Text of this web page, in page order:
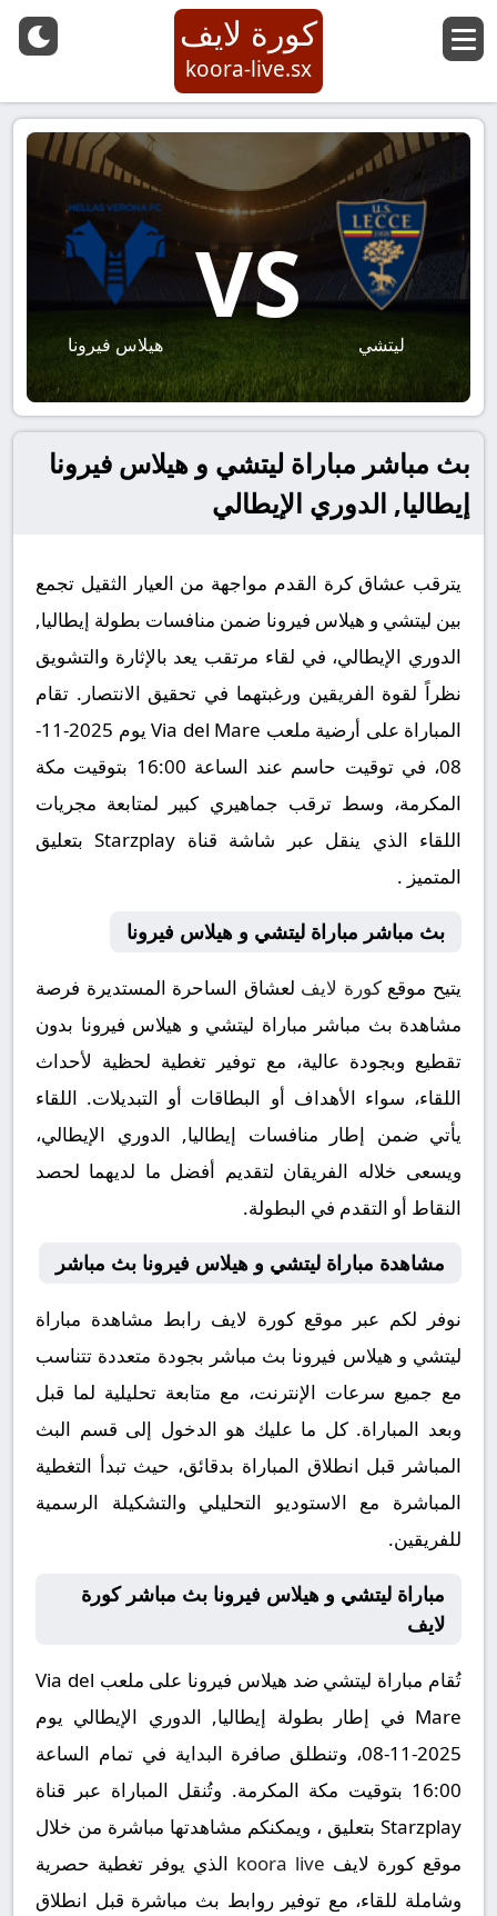
كورة لايف
koora-live.sx
ليتشي
VS
هيلاس فيرونا
بث مباشر مباراة ليتشي و هيلاس فيرونا
إيطاليا, الدوري الإيطالي
يترقب عشاق كرة القدم مواجهة من العيار الثقيل تجمع
بين ليتشي و هيلاس فيرونا ضمن منافسات بطولة إيطاليا,
الدوري الإيطالي، في لقاء مرتقب يعد بالإثارة والتشويق
نظراً لقوة الفريقين ورغبتهما في تحقيق الانتصار. تقام
المباراة على أرضية ملعب Via del Mare يوم 2025-11-
08، في توقيت حاسم عند الساعة 16:00 بتوقيت مكة
المكرمة، وسط ترقب جماهيري كبير لمتابعة مجريات
اللقاء الذي ينقل عبر شاشة قناة Starzplay بتعليق
المتميز .
بث مباشر مباراة ليتشي و هيلاس فيرونا
يتيح موقعكورة لايف لعشاق الساحرة المستديرة فرصة
مشاهدة بث مباشر مباراة ليتشي و هيلاس فيرونا بدون
تقطيع وبجودة عالية، مع توفير تغطية لحظية لأحداث
اللقاء، سواء الأهداف أو البطاقات أو التبديلات. اللقاء
يأتي ضمن إطار منافسات إيطاليا, الدوري الإيطالي،
ويسعى خلاله الفريقان لتقديم أفضل ما لديهما لحصد
النقاط أو التقدم في البطولة.
مشاهدة مباراة ليتشي و هيلاس فيرونا بث مباشر
نوفر لكم عبر موقع كورة لايف رابط مشاهدة مباراة
ليتشي و هيلاس فيرونا بث مباشر بجودة متعددة تتناسب
مع جميع سرعات الإنترنت، مع متابعة تحليلية لما قبل
وبعد المباراة. كل ما عليك هو الدخول إلى قسم البث
المباشر قبل انطلاق المباراة بدقائق، حيث تبدأ التغطية
المباشرة مع الاستوديو التحليلي والتشكيلة الرسمية
للفريقين.
مباراة ليتشي و هيلاس فيرونا بث مباشر كورة
لايف
تُقام مباراة ليتشي ضد هيلاس فيرونا على ملعب Via del
Mare في إطار بطولة إيطاليا, الدوري الإيطالي يوم
2025-11-08، وتنطلق صافرة البداية في تمام الساعة
16:00 بتوقيت مكة المكرمة. وتُنقل المباراة عبر قناة
Starzplay بتعليق ، ويمكنكم مشاهدتها مباشرة من خلال
موقع كورة لايف koora live الذي يوفر تغطية حصرية
وشاملة للقاء، مع توفير روابط بث مباشرة قبل انطلاق